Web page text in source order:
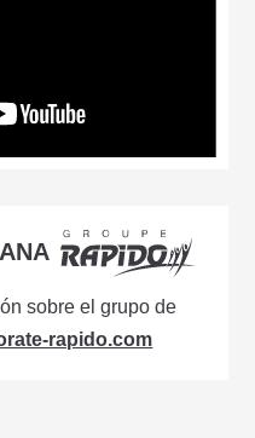
sobre el grupo de
rapido.com